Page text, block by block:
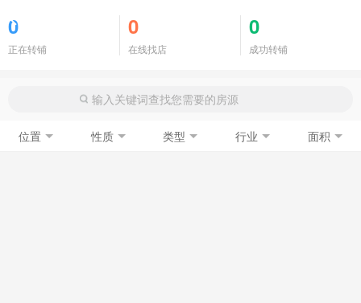
0
正在转铺
0
在线找店
0
成功转铺
位置 性质 类型 行业 面积